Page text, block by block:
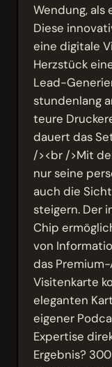
Wendung, als
Diese
eine digitale
Herzstück
Lead-
stundenlang
teure
dauert das
/><br />Mit
nur seine
auch die
steigern. Der
Chip
von
das
Visitenkarte
eleganten
eigener
Expertise
Ergebnis?